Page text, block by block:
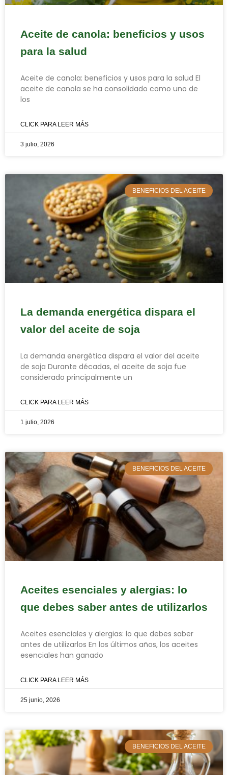
Aceite de canola: beneficios y usos
para la salud
Aceite de canola: beneficios y usos para la salud El
aceite de canola se ha consolidado como uno de
los
CLICK PARA LEER MÁS
3 julio, 2026
BENEFICIOS DEL ACEITE
La demanda energética dispara el
valor del aceite de soja
La demanda energética dispara el valor del aceite
de soja Durante décadas, el aceite de soja fue
considerado principalmente un
CLICK PARA LEER MÁS
1 julio, 2026
BENEFICIOS DEL ACEITE
Aceites esenciales y alergias: lo
que debes saber antes de utilizarlos
Aceites esenciales y alergias: lo que debes saber
antes de utilizarlos En los últimos años, los aceites
esenciales han ganado
CLICK PARA LEER MÁS
25 junio, 2026
BENEFICIOS DEL ACEITE